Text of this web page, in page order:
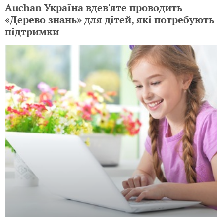
Auchan Україна вдев'яте проводить
«Дерево знань» для дітей, які потребують
підтримки